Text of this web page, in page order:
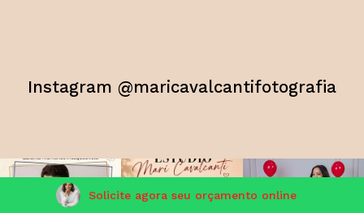
Instagram @maricavalcantifotografia
Solicite agora seu orçamento online